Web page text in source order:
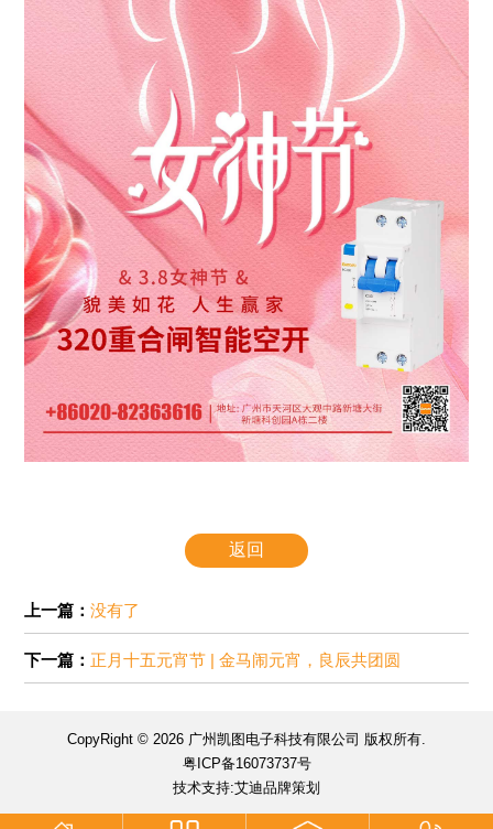
返回
上一篇：没有了
下一篇： 正月十五元宵节 | 金马闹元宵，良辰共团圆
CopyRight © 2026 广州凯图电子科技有限公司 版权所有.
粤ICP备16073737号
技术支持:艾迪品牌策划